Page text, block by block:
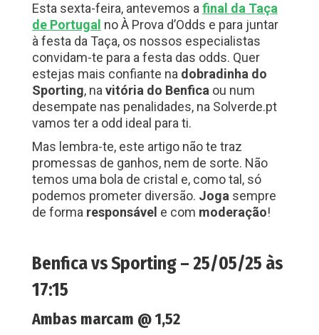
Esta sexta-feira, antevemos a final da Taça
de Portugal no À Prova d’Odds e para juntar
à festa da Taça, os nossos especialistas
convidam-te para a festa das odds. Quer
estejas mais confiante na dobradinha do
Sporting, na vitória do Benfica ou num
desempate nas penalidades, na Solverde.pt
vamos ter a odd ideal para ti.
Mas lembra-te, este artigo não te traz
promessas de ganhos, nem de sorte. Não
temos uma bola de cristal e, como tal, só
podemos prometer diversão. Joga sempre
de forma responsável e com moderação!
Benfica vs Sporting – 25/05/25 às
17:15
Ambas marcam @ 1,52